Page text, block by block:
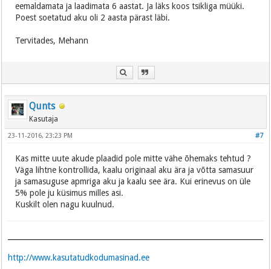
eemaldamata ja laadimata 6 aastat. Ja läks koos tsikliga müüki.
Poest soetatud aku oli 2 aasta pärast läbi.
Tervitades, Mehann
Qunts
Kasutaja
#7
23-11-2016, 23:23 PM
Kas mitte uute akude plaadid pole mitte vähe õhemaks tehtud ?
Väga lihtne kontrollida, kaalu originaal aku ära ja võtta samasuur
ja samasuguse apmriga aku ja kaalu see ära. Kui erinevus on üle
5% pole ju küsimus milles asi.
Kuskilt olen nagu kuulnud.
http://www.kasutatudkodumasinad.ee